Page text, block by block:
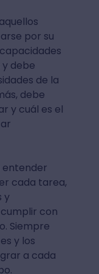
por su
debe
de la
debe
y cuál es el
entender
cada tarea,
y
con
Siempre
y los
a cada